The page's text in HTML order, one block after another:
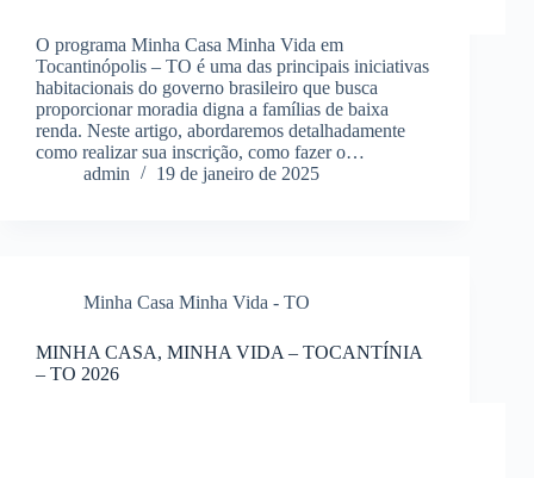
O programa Minha Casa Minha Vida em
Tocantinópolis – TO é uma das principais iniciativas
habitacionais do governo brasileiro que busca
proporcionar moradia digna a famílias de baixa
renda. Neste artigo, abordaremos detalhadamente
como realizar sua inscrição, como fazer o…
admin
19 de janeiro de 2025
Minha Casa Minha Vida - TO
MINHA CASA, MINHA VIDA – TOCANTÍNIA
– TO 2026